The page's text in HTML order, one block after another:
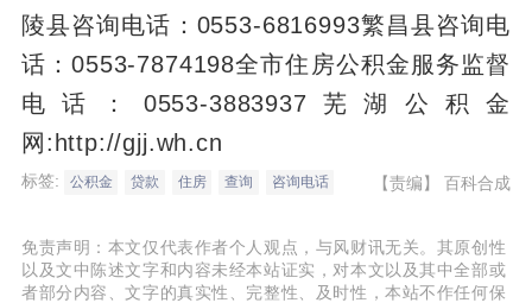
陵县咨询电话：0553-6816993繁昌县咨询电
话：0553-7874198全市住房公积金服务监督
电话：0553-3883937芜湖公积金
网:http://gjj.wh.cn
标签: 公积金 贷款 住房 查询 咨询电话 【责编】 百科合成
免责声明：本文仅代表作者个人观点，与风财讯无关。其原创性
以及文中陈述文字和内容未经本站证实，对本文以及其中全部或
者部分内容、文字的真实性、完整性、及时性，本站不作任何保